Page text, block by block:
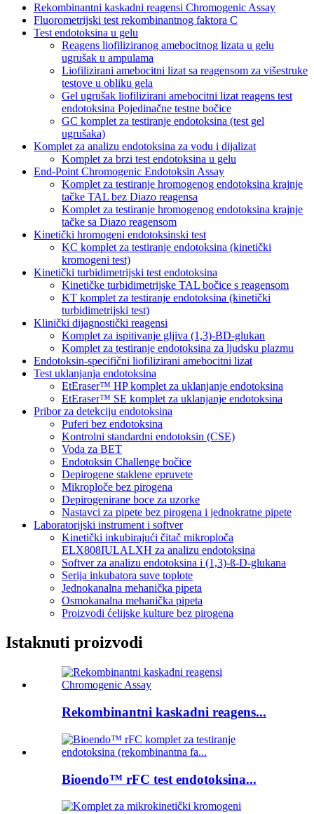
Rekombinantni kaskadni reagensi Chromogenic Assay
Fluorometrijski test rekombinantnog faktora C
Test endotoksina u gelu
Reagens liofiliziranog amebocitnog lizata u gelu
ugrušak u ampulama
Liofilizirani amebocitni lizat sa reagensom za višestruke
testove u obliku gela
Gel ugrušak liofilizirani amebocitni lizat reagens test
endotoksina Pojedinačne testne bočice
GC komplet za testiranje endotoksina (test gel
ugrušaka)
Komplet za analizu endotoksina za vodu i dijalizat
Komplet za brzi test endotoksina u gelu
End-Point Chromogenic Endotoksin Assay
Komplet za testiranje hromogenog endotoksina krajnje
tačke TAL bez Diazo reagensa
Komplet za testiranje hromogenog endotoksina krajnje
tačke sa Diazo reagensom
Kinetički hromogeni endotoksinski test
KC komplet za testiranje endotoksina (kinetički
kromogeni test)
Kinetički turbidimetrijski test endotoksina
Kinetičke turbidimetrijske TAL bočice s reagensom
KT komplet za testiranje endotoksina (kinetički
turbidimetrijski test)
Klinički dijagnostički reagensi
Komplet za ispitivanje gljiva (1,3)-BD-glukan
Komplet za testiranje endotoksina za ljudsku plazmu
Endotoksin-specifični liofilizirani amebocitni lizat
Test uklanjanja endotoksina
EtEraser™ HP komplet za uklanjanje endotoksina
EtEraser™ SE komplet za uklanjanje endotoksina
Pribor za detekciju endotoksina
Puferi bez endotoksina
Kontrolni standardni endotoksin (CSE)
Voda za BET
Endotoksin Challenge bočice
Depirogene staklene epruvete
Mikroploče bez pirogena
Depirogenirane boce za uzorke
Nastavci za pipete bez pirogena i jednokratne pipete
Laboratorijski instrument i softver
Kinetički inkubirajući čitač mikroploča
ELX808IULALXH za analizu endotoksina
Softver za analizu endotoksina i (1,3)-ß-D-glukana
Serija inkubatora suve toplote
Jednokanalna mehanička pipeta
Osmokanalna mehanička pipeta
Proizvodi ćelijske kulture bez pirogena
Istaknuti proizvodi
Rekombinantni kaskadni reagens...
Bioendo™ rFC test endotoksina...